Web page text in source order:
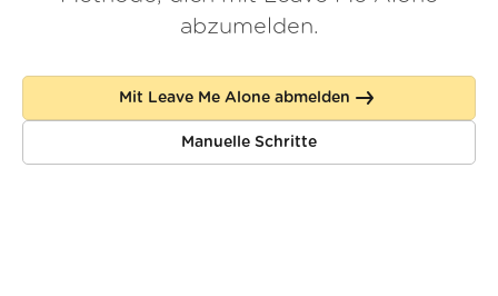
Login
abzumelden.
Mit Leave Me Alone abmelden
Manuelle Schritte